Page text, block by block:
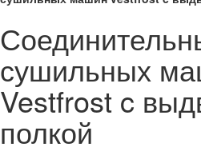
сушильных
Vestfrost c
полкой